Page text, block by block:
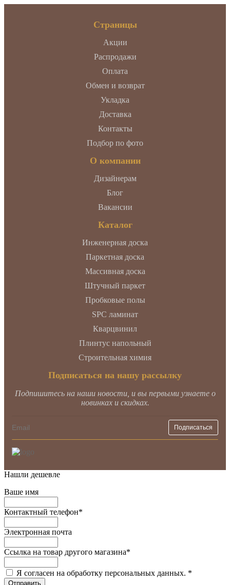
Страницы
Акции
Распродажи
Оплата
Обмен и возврат
Укладка
Доставка
Контакты
Подбор по фото
О компании
Дизайнерам
Блог
Вакансии
Каталог
Инженерная доска
Паркетная доска
Массивная доска
Штучный паркет
Пробковые полы
SPC ламинат
Кварцвинил
Плинтус напольный
Строительная химия
Подписаться на нашу рассылку
Подпишитесь на наши новости, и вы первыми узнаете о
новинках и скидках.
Нашли дешевле
Ваше имя
Контактный телефон*
Электронная почта
Ссылка на товар другого магазина*
Я согласен на обработку персональных данных. *